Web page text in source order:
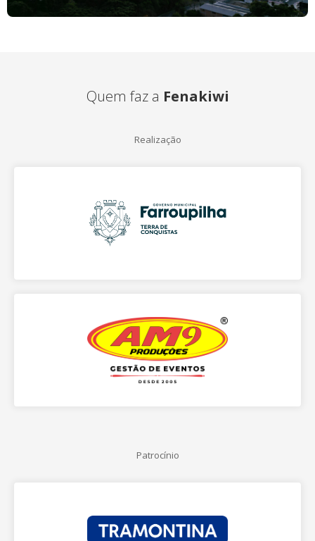
Quem faz a Fenakiwi
Realização
Patrocínio